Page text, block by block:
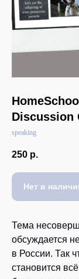
Discussion
speaking
250 р.
Нет в
Тема
обсуждается
в России. Так
становится